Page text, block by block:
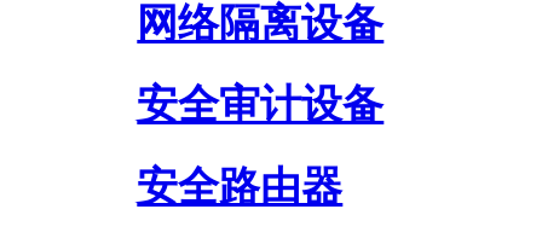
网络隔离设备
安全审计设备
安全路由器